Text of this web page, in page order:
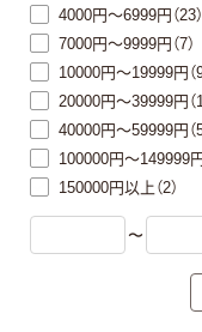
4000円～6999円（23）
7000円～9999円（7）
10000円～19999円（9
20000円～39999円（
40000円～59999円（5
100000円～149999円
150000円以上（2）
〜